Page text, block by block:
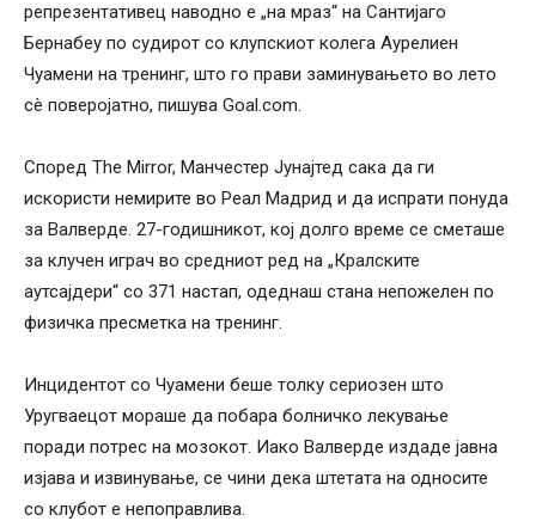
репрезентативец наводно е „на мраз“ на Сантијаго
Бернабеу по судирот со клупскиот колега Аурелиен
Чуамени на тренинг, што го прави заминувањето во лето
сè поверојатно, пишува Goal.com.
Според The ​​Mirror, Манчестер Јунајтед сака да ги
искористи немирите во Реал Мадрид и да испрати понуда
за Валверде. 27-годишникот, кој долго време се сметаше
за клучен играч во средниот ред на „Кралските
аутсајдери“ со 371 настап, одеднаш стана непожелен по
физичка пресметка на тренинг.
Инцидентот со Чуамени беше толку сериозен што
Уругваецот мораше да побара болничко лекување
поради потрес на мозокот. Иако Валверде издаде јавна
изјава и извинување, се чини дека штетата на односите
со клубот е непоправлива.